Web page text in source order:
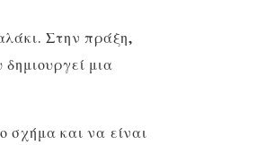
Στην πράξη,
μια
σχήμα και να είναι